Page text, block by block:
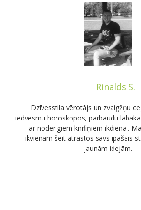
Rinalds S.
Dzīvesstila vērotājs un zvaigžņu
iedvesmu horoskopos, pārbaudu
ar noderīgiem knifiņiem ikdienai.
ikvienam šeit atrastos savs īpašais
jaunām idejām.